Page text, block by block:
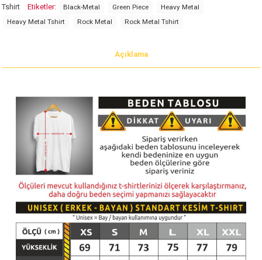
Tshirt
Etiketler: Black-Metal Green Piece
Heavy Metal
Heavy Metal Tshirt
Rock Metal Rock Metal Tshirt
Açıklama